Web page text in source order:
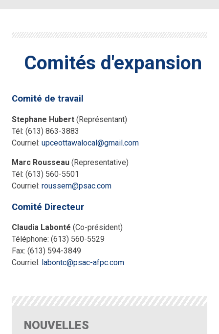
Comités d'expansion
Comité de travail
Stephane Hubert (Représentant)
Tél: (613) 863-3883
Courriel:upceottawalocal@gmail.com
Marc Rousseau (Representative)
Tél: (613) 560-5501
Courriel:roussem@psac.com
Comité Directeur
Claudia Labonté (Co-président)
Téléphone: (613) 560-5529
Fax: (613) 594-3849
Courriel: labontc@psac-afpc.com
NOUVELLES